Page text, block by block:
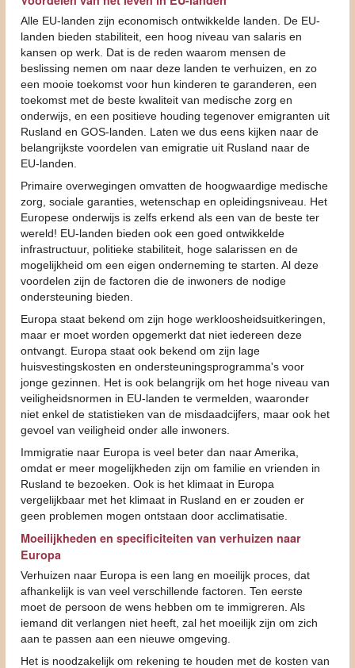
Alle EU-landen zijn economisch ontwikkelde landen. De EU-
landen bieden stabiliteit, een hoog niveau van salaris en
kansen op werk. Dat is de reden waarom mensen de
beslissing nemen om naar deze landen te verhuizen, en zo
een mooie toekomst voor hun kinderen te garanderen, een
toekomst met de beste kwaliteit van medische zorg en
onderwijs, en een positieve houding tegenover emigranten uit
Rusland en GOS-landen. Laten we dus eens kijken naar de
belangrijkste voordelen van emigratie uit Rusland naar de
EU-landen.
Primaire overwegingen omvatten de hoogwaardige medische
zorg, sociale garanties, wetenschap en opleidingsniveau. Het
Europese onderwijs is zelfs erkend als een van de beste ter
wereld! EU-landen bieden ook een goed ontwikkelde
infrastructuur, politieke stabiliteit, hoge salarissen en de
mogelijkheid om een eigen onderneming te starten. Al deze
voordelen zijn de factoren die de inwoners de nodige
ondersteuning bieden.
Europa staat bekend om zijn hoge werkloosheidsuitkeringen,
maar er moet worden opgemerkt dat niet iedereen deze
ontvangt. Europa staat ook bekend om zijn lage
huisvestingskosten en ondersteuningsprogramma's voor
jonge gezinnen. Het is ook belangrijk om het hoge niveau van
veiligheidsnormen in EU-landen te vermelden, waaronder
niet enkel de statistieken van de misdaadcijfers, maar ook het
gevoel van veiligheid onder alle inwoners.
Immigratie naar Europa is veel beter dan naar Amerika,
omdat er meer mogelijkheden zijn om familie en vrienden in
Rusland te bezoeken. Ook is het klimaat in Europa
vergelijkbaar met het klimaat in Rusland en er zouden er
geen problemen mogen ontstaan door acclimatisatie.
Moeilijkheden en specificiteiten van verhuizen naar
Europa
Verhuizen naar Europa is een lang en moeilijk proces, dat
afhankelijk is van veel verschillende factoren. Ten eerste
moet de persoon de wens hebben om te immigreren. Als
iemand dit verlangen niet heeft, zal het moeilijk zijn om zich
aan te passen aan een nieuwe omgeving.
Het is noodzakelijk om rekening te houden met de kosten van